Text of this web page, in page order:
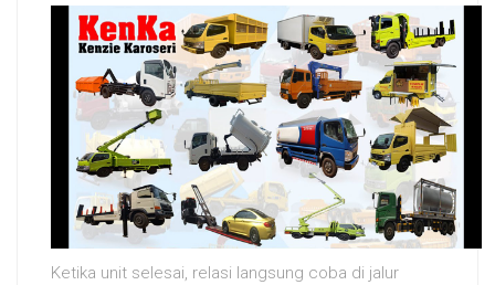
Ketika unit selesai, relasi langsung coba di jalur